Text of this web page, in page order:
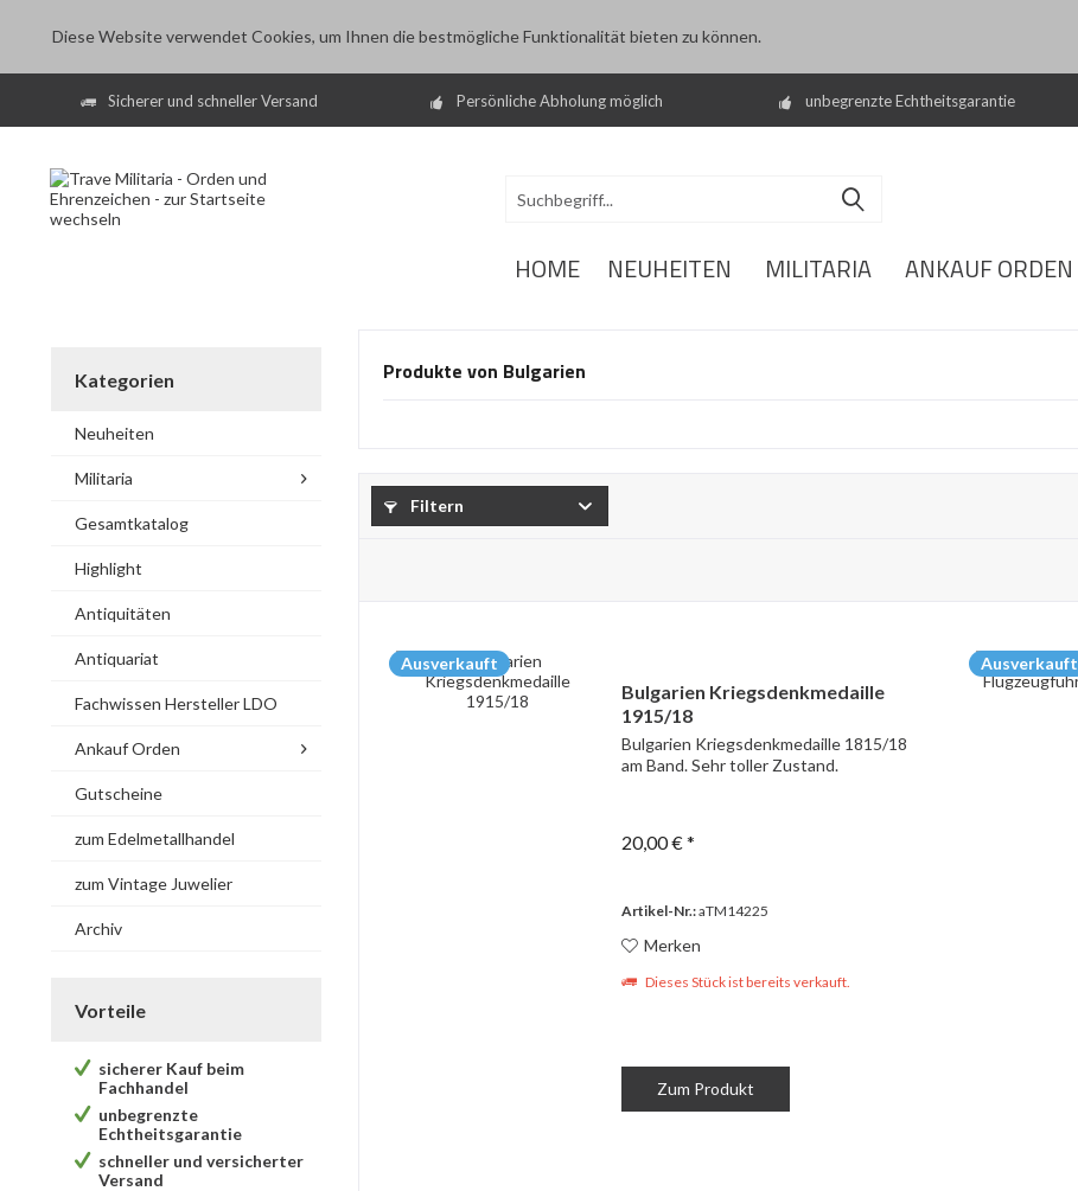
Diese Website verwendet Cookies, um Ihnen die bestmögliche Funktionalität bieten zu können.
Sicherer und schneller Versand Persönliche Abholung möglich unbegrenzte Echtheitsgarantie
HOME NEUHEITEN MILITARIA ANKAUF ORDEN
Kategorien
Neuheiten
Militaria
Gesamtkatalog
Highlight
Antiquitäten
Antiquariat
Fachwissen Hersteller LDO
Ankauf Orden
Gutscheine
zum Edelmetallhandel
zum Vintage Juwelier
Archiv
Vorteile
sicherer Kauf beim
Fachhandel
unbegrenzte
Echtheitsgarantie
schneller und versicherter
Versand
Produkte von Bulgarien
Filtern
Ausverkauft
Bulgarien Kriegsdenkmedaille
1915/18
Bulgarien Kriegsdenkmedaille 1815/18
am Band. Sehr toller Zustand.
20,00 € *
Artikel-Nr.:aTM14225
Merken
Dieses Stück ist bereits verkauft.
Zum Produkt
Ausverkauft